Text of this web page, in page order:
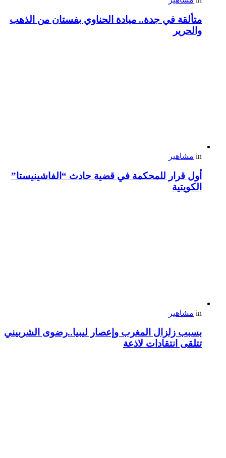
متألقة في جدة.. ميادة الحناوي بفستان من الذهب
والحرير
in مشاهير
أول قرار للمحكمة في قضية حادث “الفاشينيستا”
الكويتية
in مشاهير
بسبب زلزال المغرب وإعصار ليبيا..رضوى الشربيني
تتلقى انتقادات لاذعة